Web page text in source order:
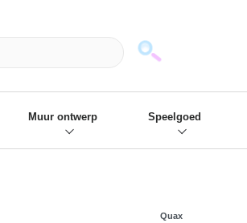
Muur ontwerp Speelgoed
Quax